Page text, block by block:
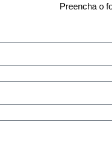
Preencha o